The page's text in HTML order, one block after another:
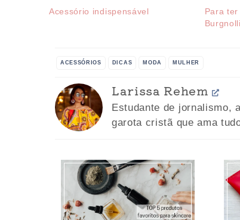
Acessório indispensável
Para
Burgnolli
ACESSÓRIOS DICAS MODA MULHER
Larissa Rehem
Estudante de jornalismo,
garota cristã que ama